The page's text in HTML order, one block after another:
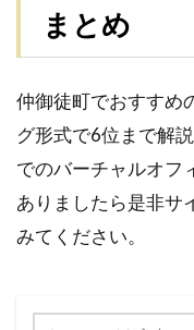
まとめ
仲御徒町でおすすめ
グ形式で6位まで解
でのバーチャルオフ
ありましたら是非サ
みてください。